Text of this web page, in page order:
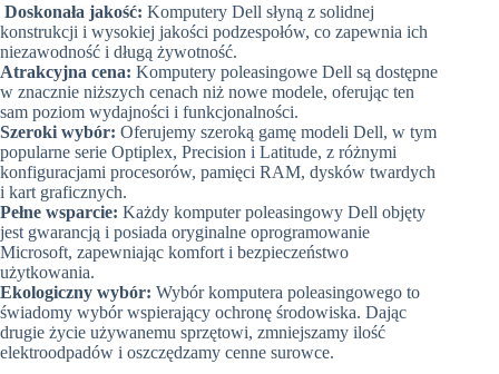
Doskonała jakość: Komputery Dell słyną z solidnej
konstrukcji i wysokiej jakości podzespołów, co zapewnia ich
niezawodność i długą żywotność.
Atrakcyjna cena: Komputery poleasingowe Dell są dostępne
w znacznie niższych cenach niż nowe modele, oferując ten
sam poziom wydajności i funkcjonalności.
Szeroki wybór: Oferujemy szeroką gamę modeli Dell, w tym
popularne serie Optiplex, Precision i Latitude, z różnymi
konfiguracjami procesorów, pamięci RAM, dysków twardych
i kart graficznych.
Pełne wsparcie: Każdy komputer poleasingowy Dell objęty
jest gwarancją i posiada oryginalne oprogramowanie
Microsoft, zapewniając komfort i bezpieczeństwo
użytkowania.
Ekologiczny wybór: Wybór komputera poleasingowego to
świadomy wybór wspierający ochronę środowiska. Dając
drugie życie używanemu sprzętowi, zmniejszamy ilość
elektroodpadów i oszczędzamy cenne surowce.